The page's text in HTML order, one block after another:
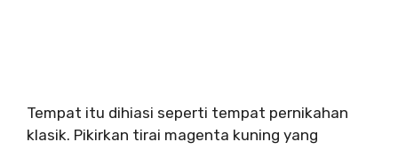
Tempat itu dihiasi seperti tempat pernikahan
klasik. Pikirkan tirai magenta kuning yang